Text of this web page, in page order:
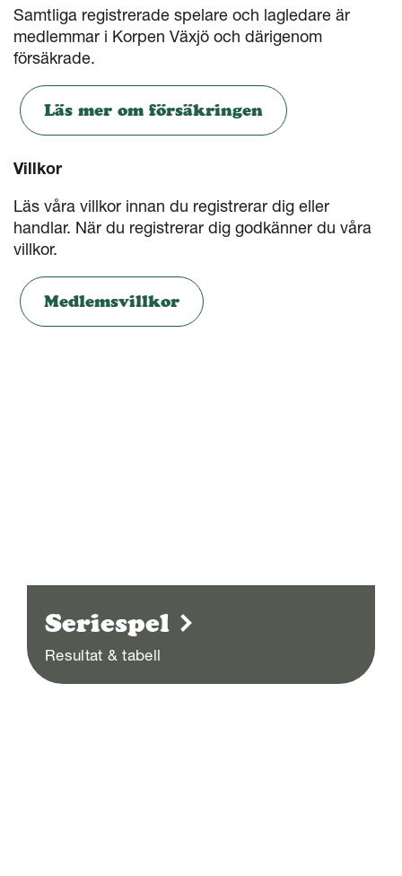
Samtliga registrerade spelare och lagledare är
medlemmar i Korpen Växjö och därigenom
försäkrade.
Läs mer om försäkringen
Villkor
Läs våra villkor innan du registrerar dig eller
handlar. När du registrerar dig godkänner du våra
villkor.
Medlemsvillkor
Seriespel
Resultat & tabell